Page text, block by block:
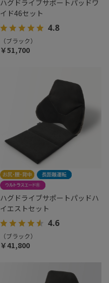
ハグドライブサポートパッドワ
イド46セット
4.8
（ブラック）
￥51,700
ハグドライブサポートパッドハ
イエストセット
4.6
（ブラック）
￥41,800